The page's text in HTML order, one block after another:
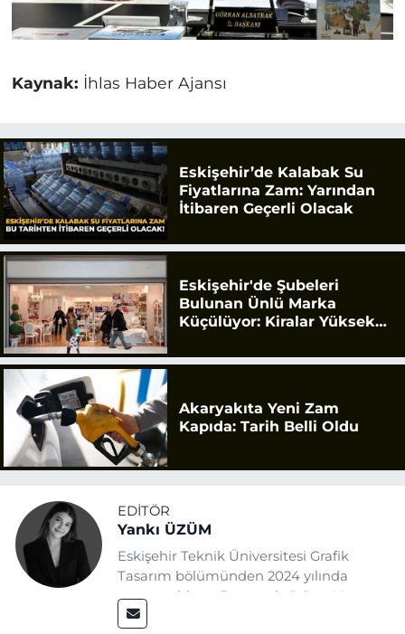
Kaynak: İhlas Haber Ajansı
Eskişehir’de Kalabak Su
Fiyatlarına Zam: Yarından
İtibaren Geçerli Olacak
Eskişehir'de Şubeleri
Bulunan Ünlü Marka
Küçülüyor: Kiralar Yüksek
Akaryakıta Yeni Zam
Kapıda: Tarih Belli Oldu
EDITÖR
Yankı ÜZÜM
Eskişehir Teknik Üniversitesi Grafik
Tasarım bölümünden 2024 yılında
mezun oldum. Basın sektörüne Mayıs
2025’te Eskişehir Haber Ajansı ile adım